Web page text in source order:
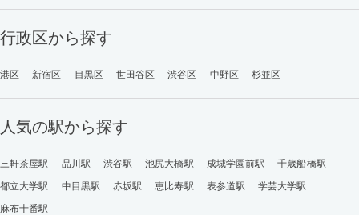
行政区から探す
港区 新宿区 目黒区 世田谷区 渋谷区 中野区 杉並区
人気の駅から探す
三軒茶屋駅 品川駅 渋谷駅 池尻大橋駅 成城学園前駅
千歳船橋駅
都立大学駅
中目黒駅 赤坂駅 恵比寿駅 表参道駅
学芸大学駅
麻布十番駅